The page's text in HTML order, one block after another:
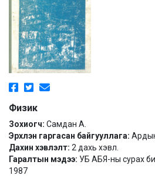
Физик
Зохиогч: Самдан А.
Эрхлэн гаргасан байгууллага:
Дахин хэвлэлт: 2 дахь хэвл.
Гаралтын мэдээ: УБ АБЯ-ны сурах
1987